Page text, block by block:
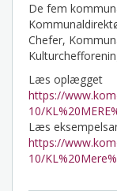
De fem
Chefer,
Læs oplægget
https://
10/
Læs
https://
10/